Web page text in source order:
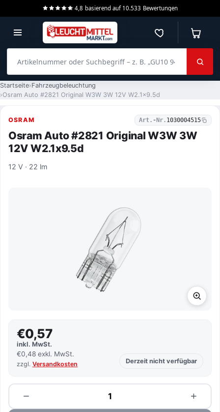
4,8 basierend auf 10.533 Bewertungen
Merkzettel
Startseite Fahrzeugbeleuchtung
Osram Auto #2821 Original W3W 3W 12V W2.1x9.5d
OSRAM Art.-Nr. 1030004515
Osram Auto #2821 Original W3W 3W
12V W2.1x9.5d
12 V · 22 lm
€0,57
inkl. MwSt.
€0,48 exkl. MwSt.
zzgl. Versandkosten Derzeit nicht verfügbar
−
Menge +